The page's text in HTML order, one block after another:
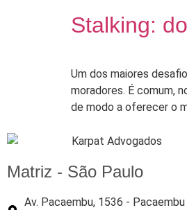
Stalking:
Um dos maiores
moradores. É comum,
de modo a oferecer o
Matriz - São Paulo
Av. Pacaembu, 1536 - Pacaembu